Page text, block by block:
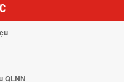
QLNN